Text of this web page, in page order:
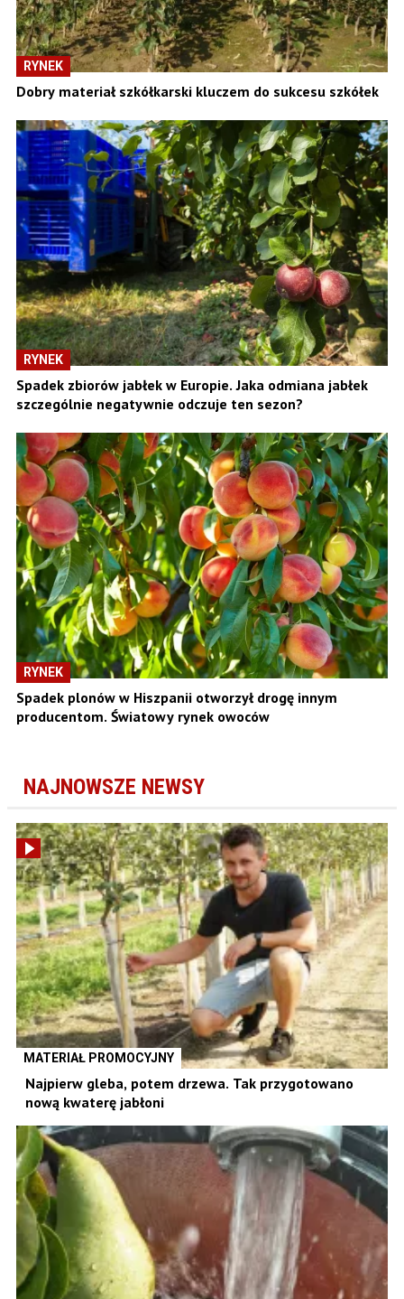
RYNEK
Dobry materiał szkółkarski kluczem do sukcesu szkółek
RYNEK
Spadek zbiorów jabłek w Europie. Jaka odmiana jabłek
szczególnie negatywnie odczuje ten sezon?
RYNEK
Spadek plonów w Hiszpanii otworzył drogę innym
producentom. Światowy rynek owoców
NAJNOWSZE NEWSY
MATERIAŁ PROMOCYJNY
Najpierw gleba, potem drzewa. Tak przygotowano
nową kwaterę jabłoni